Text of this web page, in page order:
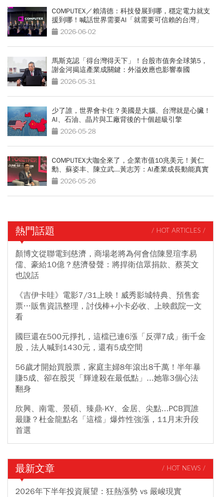
COMPUTEX／賴清德：科技發展到哪，穩定電力就支
援到哪！喊話世界需要AI「就需要可信賴的台灣」
2026-06-02
馬斯克認「得台灣得天下」！台股市值奔全球第5，
謝金河揭這產業成關鍵：外溢效應也影響泰國
2026-05-31
少了誰，世界會卡住？美國是大腦、台灣就是心臟！
AI、石油、晶片與工廠背後的十個超級引擎
2026-05-28
COMPUTEX大咖全來了，企業市值10兆美元！黃仁
勳、蘇姿丰、陳立武...黃志芳：AI產業成長動能真實
2026-05-26
熱門話題 / HOT ARTICLES /
顏博文從聯電到慈濟，商場老將為何會信陳昱瑄李易
儒、豪給10億？慈濟發聲：將捍衛信眾捐款、蔡英文
也說話
《吉伊卡哇》電影7/31上映！威秀影城特典、預售套
票…販售資訊整理，討伐棒+小卡必收、上映戲院一文
看
國巨還在500元掙扎，這檔已連6漲「反彈7成」衝千金
股，法人喊到1430元，還有5成空間
56歲才開始買股票，家庭主婦8年滾出8千萬！半年暴
賺5成、卻在股災「輝達殺在最低點」...她靠3個心法
翻身
欣興、南電、景碩、臻鼎-KY、金居、尖點...PCB買誰
最賺？杜金龍點名「這檔」爆炸性強漲，11月末升段
首選
最新文章 / HOT NEWS /
2026年下半年投資展望：狂熱漲勢 vs 嚴峻現實